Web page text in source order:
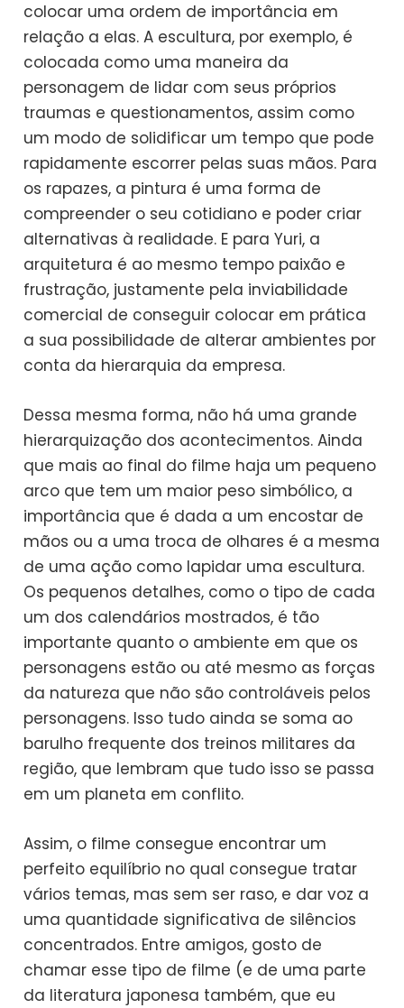
colocar uma ordem de importância em
relação a elas. A escultura, por exemplo, é
colocada como uma maneira da
personagem de lidar com seus próprios
traumas e questionamentos, assim como
um modo de solidificar um tempo que pode
rapidamente escorrer pelas suas mãos. Para
os rapazes, a pintura é uma forma de
compreender o seu cotidiano e poder criar
alternativas à realidade. E para Yuri, a
arquitetura é ao mesmo tempo paixão e
frustração, justamente pela inviabilidade
comercial de conseguir colocar em prática
a sua possibilidade de alterar ambientes por
conta da hierarquia da empresa.
Dessa mesma forma, não há uma grande
hierarquização dos acontecimentos. Ainda
que mais ao final do filme haja um pequeno
arco que tem um maior peso simbólico, a
importância que é dada a um encostar de
mãos ou a uma troca de olhares é a mesma
de uma ação como lapidar uma escultura.
Os pequenos detalhes, como o tipo de cada
um dos calendários mostrados, é tão
importante quanto o ambiente em que os
personagens estão ou até mesmo as forças
da natureza que não são controláveis pelos
personagens. Isso tudo ainda se soma ao
barulho frequente dos treinos militares da
região, que lembram que tudo isso se passa
em um planeta em conflito.
Assim, o filme consegue encontrar um
perfeito equilíbrio no qual consegue tratar
vários temas, mas sem ser raso, e dar voz a
uma quantidade significativa de silêncios
concentrados. Entre amigos, gosto de
chamar esse tipo de filme (e de uma parte
da literatura japonesa também, que eu